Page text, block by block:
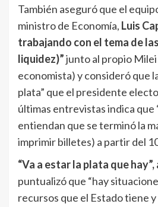
También aseguró que el
ministro de Economía, Luis
trabajando con el tema de
liquidez)”junto al propio Milei
economista) y consideró que
plata” que el presidente
últimas entrevistas indica que
entiendan que se terminó la
imprimir billetes) a partir del
“Va a estar la plata que
puntualizó que “hay
recursos que el Estado tiene